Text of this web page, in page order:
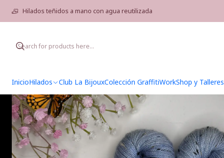
InicioHilados Club La BijouxColección GraffitiWorkShop y Talleres
Hilados teñidos a mano con agua reutilizada